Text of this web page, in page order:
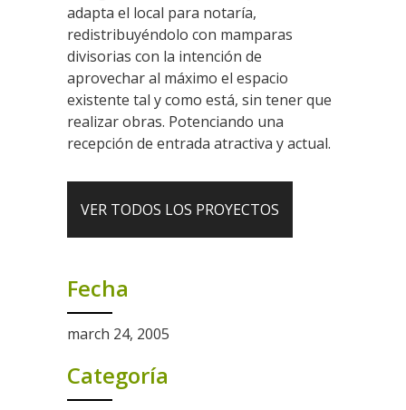
adapta el local para notaría,
redistribuyéndolo con mamparas
divisorias con la intención de
aprovechar al máximo el espacio
existente tal y como está, sin tener que
realizar obras. Potenciando una
recepción de entrada atractiva y actual.
VER TODOS LOS PROYECTOS
Fecha
march 24, 2005
Categoría